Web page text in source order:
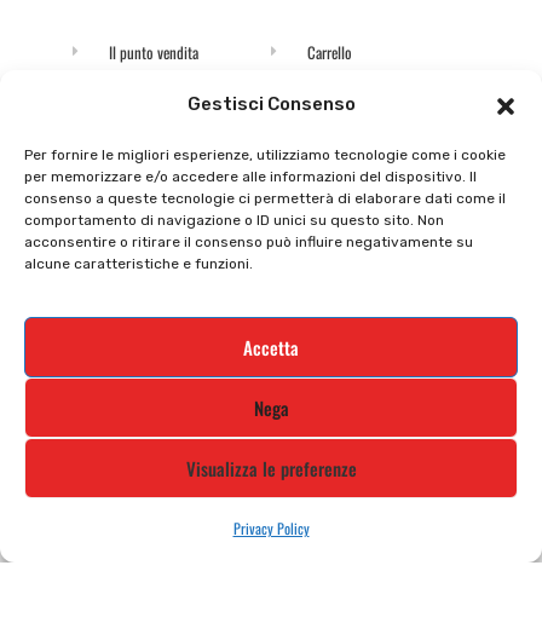
Gestisci Consenso
Per fornire le migliori esperienze, utilizziamo tecnologie come i cookie
per memorizzare e/o accedere alle informazioni del dispositivo. Il
consenso a queste tecnologie ci permetterà di elaborare dati come il
comportamento di navigazione o ID unici su questo sito. Non
acconsentire o ritirare il consenso può influire negativamente su
alcune caratteristiche e funzioni.
Accetta
Nega
Visualizza le preferenze
Privacy Policy
Il punto vendita
Il mio account
Privacy policy
Cookie policy
Supporto e contatti
Carrello
checkout
Tutti prodotti
Termini e condizioni
Resi e rimborsi
Iscriviti alla nostra newsletter e rimani